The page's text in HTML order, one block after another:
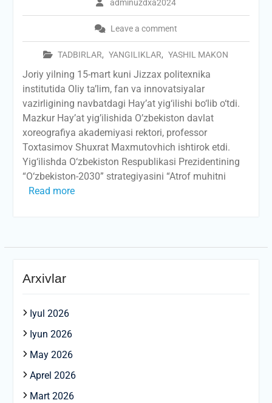
adminuzdxa2024
Leave a comment
TADBIRLAR, YANGILIKLAR, YASHIL MAKON
Joriy yilning 15-mart kuni Jizzax politexnika
institutida Oliy ta’lim, fan va innovatsiyalar
vazirligining navbatdagi Hay’at yig‘ilishi bo‘lib o‘tdi.
Mazkur Hay’at yig’ilishida O’zbekiston davlat
xoreografiya akademiyasi rektori, professor
Toxtasimov Shuxrat Maxmutovhich ishtirok etdi.
Yig‘ilishda O‘zbekiston Respublikasi Prezidentining
“O‘zbekiston-2030” strategiyasini “Atrof muhitni
Read more
Arxivlar
Iyul 2026
Iyun 2026
May 2026
Aprel 2026
Mart 2026